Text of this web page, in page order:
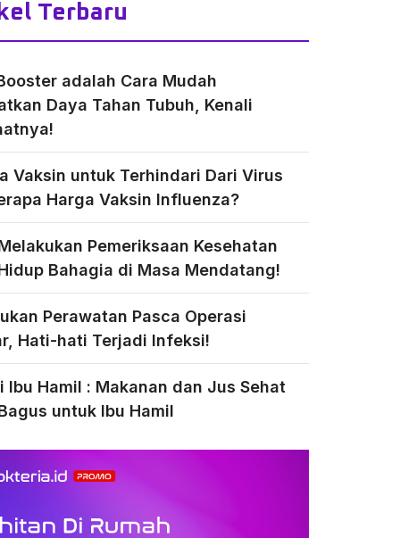
Terbaru
adalah Cara Mudah
Daya Tahan Tubuh, Kenali
Vaksin untuk Terhindari Dari Virus
Harga Vaksin Influenza?
Pemeriksaan Kesehatan
Bahagia di Masa Mendatang!
Perawatan Pasca Operasi
Hati-hati Terjadi Infeksi!
Ibu Hamil : Makanan dan Jus Sehat
untuk Ibu Hamil